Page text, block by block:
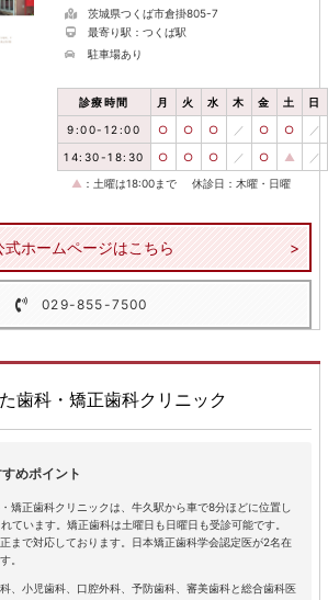
茨城県つくば市倉掛805-7
最寄り駅：つくば駅
駐車場あり
診療時間 月 火 水 木 金 土 日
9:00-12:00 ○ ○ ○ ／ ○ ○ ／
14:30-18:30 ○ ○ ○ ／ ○ ▲ ／
▲ ：土曜は18:00まで 休診日：木曜・日曜
式ホームページはこちら
029-855-7500
歯科・矯正歯科クリニック
めポイント
矯正歯科クリニックは、牛久駅から車で8分ほどに位置し
ています。矯正歯科は土曜日も日曜日も受診可能です。
まで対応しております。日本矯正歯科学会認定医が2名在
。
、小児歯科、口腔外科、予防歯科、審美歯科と総合歯科医